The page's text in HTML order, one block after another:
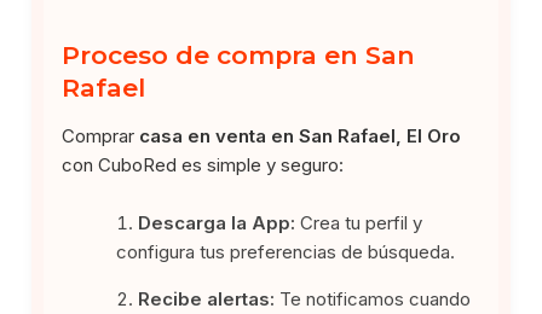
Proceso de compra en San
Rafael
Comprar casa en venta en San Rafael, El Oro
con CuboRed es simple y seguro:
Descarga la App: Crea tu perfil y
configura tus preferencias de búsqueda.
Recibe alertas: Te notificamos cuando